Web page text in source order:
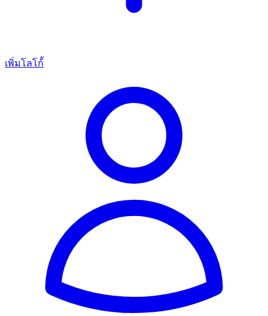
เพิ่มโลโก้